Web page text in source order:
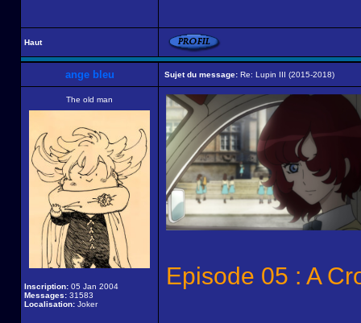
Haut
ange bleu Sujet du message: Re: Lupin III (2015-2018)
The old man
Inscription: 05 Jan 2004
Messages: 31583
Localisation: Joker
Episode 05 : A